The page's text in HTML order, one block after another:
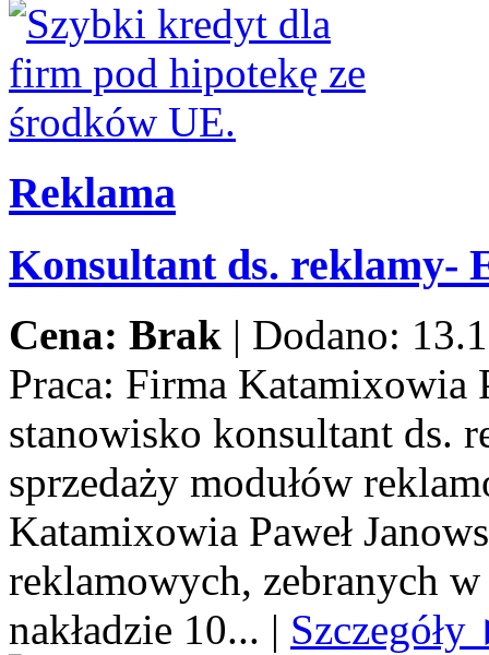
Reklama
Konsultant ds. reklamy-
Cena: Brak | Dodano:
Praca: Firma Katamixowia
stanowisko konsultant ds.
sprzedaży modułów
Katamixowia Paweł
reklamowych, zebranych
nakładzie 10... |